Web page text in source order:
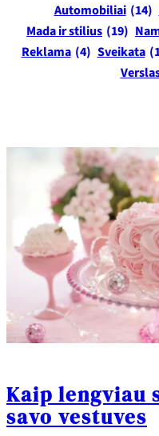
Automobiliai (14)
Mada ir stilius (19)
Reklama (4) Sveikata
Kaip lengviau
savo vestuves